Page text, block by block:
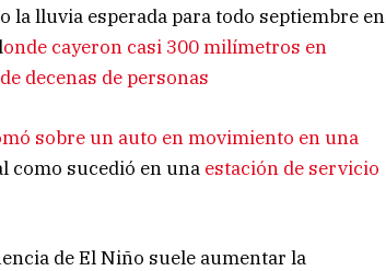
lluvia esperada para todo septiembre en
onde cayeron casi 300 milímetros en
decenas de personas
sobre un auto en movimiento en una
como sucedió en una estación de servicio
de El Niño suele aumentar la